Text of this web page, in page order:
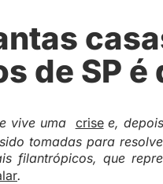
de SP é
vive uma crisee,
tomadas para
filantrópicos, que
.